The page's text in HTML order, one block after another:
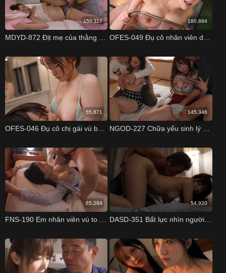
MDYD-872 Địt mẹ của thằng bạn thân - Hitomi Aihara Hitomi Aihara
150,117
OFES-049 Đụ cô nhân viên dọn phòng vú to dễ dãi Yui Hatano
180,664
OFES-046 Đụ cô chị gái vú bự khi về quê Mei Washio
55,871
NGOD-227 Chữa yếu sinh lý bằng cách đổi vợ chồng làm tình Yui Hatano Reina Kuroki
145,346
FNS-190 Em nhân viên vú to bị con cặc bự của sếp chinh phục Rin Hachimitsu
65,284
DASD-351 Bất lực nhìn người yêu cho thằng hàng xóm đụ Yui Hatano
54,920